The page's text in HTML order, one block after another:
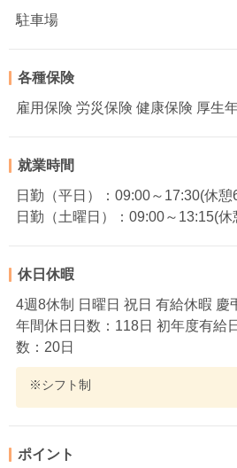
駐車場
各種保険
雇用保険 労災保険 健康保険 厚生
就業時間
日勤（平日）：09:00～17:30(休憩
日勤（土曜日）：09:00～13:15(休
休日休暇
4週8休制 日曜日 祝日 有給休暇 慶
年間休日日数：118日 初年度有給
数：20日
※シフト制
ポイント